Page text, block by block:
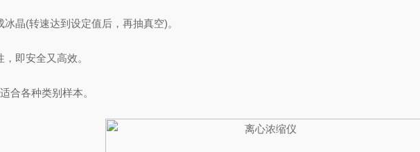
(转速达到设定值后，再抽真空)。
即安全又高效。
各种类别样本。